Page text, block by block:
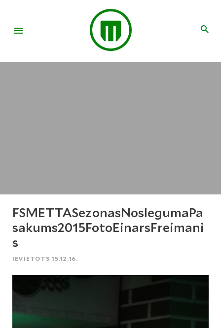
FSMETTASezonasNoslegumaPa
sakums2015FotoEinarsFreimani
s
IEVIETOTS 15.12.16.